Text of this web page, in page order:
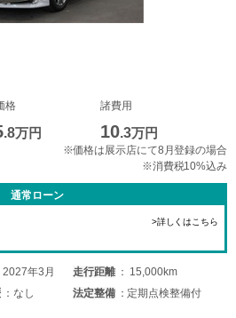
格
.8万円
諸費用
10.3万円
※価格は展示店にて8月登録の場合
※消費税10%込み
通常ローン
>詳しくはこちら
2027年3月 走行距離
15,000km
なし 法定整備
定期点検整備付